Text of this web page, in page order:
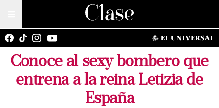
Conoce al sexy bombero que
entrena a la reina Letizia de
España